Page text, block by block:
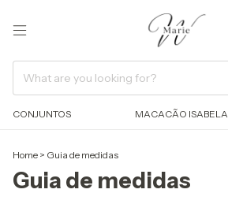
CONJUNTOS MACACÃO ISABELA
Home > Guia de medidas
Guia de medidas